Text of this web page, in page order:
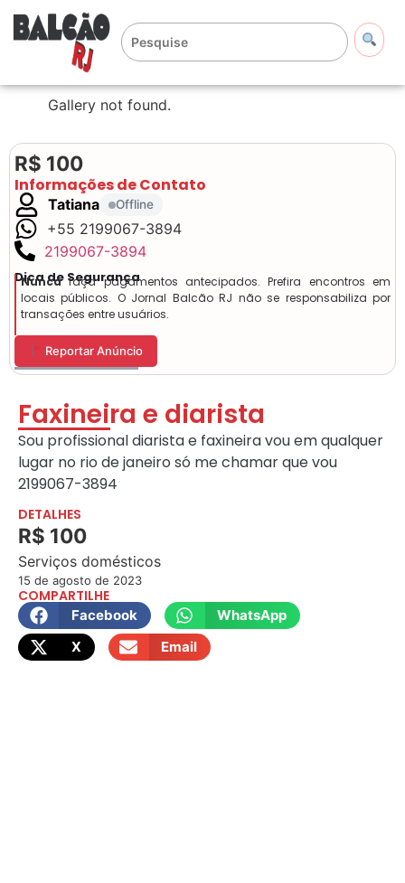
Gallery not found.
R$ 100
Informações de Contato
Tatiana Offline
+55 2199067-3894
2199067-3894
Dica de Segurança
Nuncafaça pagamentos antecipados. Prefira encontros em
locais públicos. O Jornal Balcão RJ não se responsabiliza por
transações entre usuários.
Reportar Anúncio
Faxineira e diarista
Sou profissional diarista e faxineira vou em qualquer
lugar no rio de janeiro só me chamar que vou
2199067-3894
DETALHES
R$ 100
Serviços domésticos
15 de agosto de 2023
COMPARTILHE
Facebook
WhatsApp
X
Email